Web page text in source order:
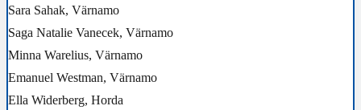
Sara Sahak, Värnamo
Saga Natalie Vanecek, Värnamo
Minna Warelius, Värnamo
Emanuel Westman, Värnamo
Ella Widerberg, Horda